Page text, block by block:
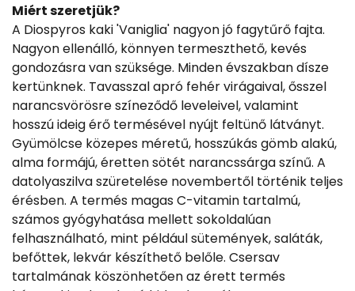
Miért szeretjük?
A Diospyros kaki 'Vaniglia' nagyon jó fagytűrő fajta.
Nagyon ellenálló, könnyen termeszthető, kevés
gondozásra van szüksége. Minden évszakban dísze
kertünknek. Tavasszal apró fehér virágaival, ősszel
narancsvörösre színeződő leveleivel, valamint
hosszú ideig érő termésével nyújt feltünő látványt.
Gyümölcse közepes méretű, hosszúkás gömb alakú,
alma formájú, éretten sötét narancssárga színű. A
datolyaszilva szüretelése novembertől történik teljes
érésben. A termés magas C-vitamin tartalmú,
számos gyógyhatása mellett sokoldalúan
felhasználható, mint például sütemények, saláták,
befőttek, lekvár készíthető belőle. Csersav
tartalmának köszönhetően az érett termés